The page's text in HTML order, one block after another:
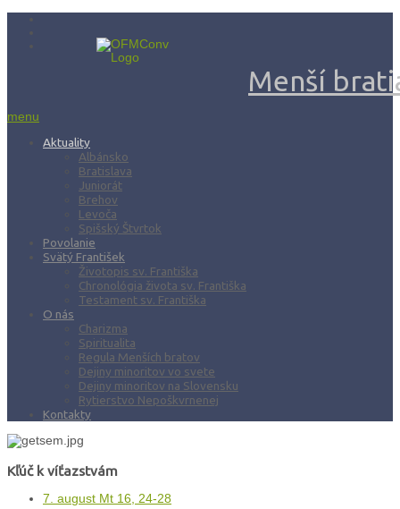
Menší
menu
Aktuality
Albánsko
Bratislava
Juniorát
Brehov
Levoča
Spišský Štvrtok
Povolanie
Svätý František
Životopis sv. Františka
Chronológia života sv. Františka
Testament sv. Františka
O nás
Charizma
Spiritualita
Regula Menších bratov
Dejiny minoritov vo svete
Dejiny minoritov na Slovensku
Rytierstvo Nepoškvrnenej
Kontakty
Kľúč k víťazstvám
7. august Mt 16, 24-28